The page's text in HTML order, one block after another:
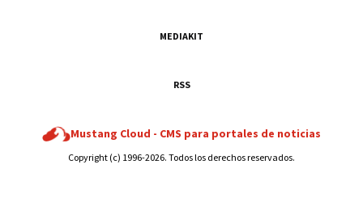
MEDIAKIT
RSS
Mustang Cloud - CMS para portales de noticias
Copyright (c) 1996-2026. Todos los derechos reservados.